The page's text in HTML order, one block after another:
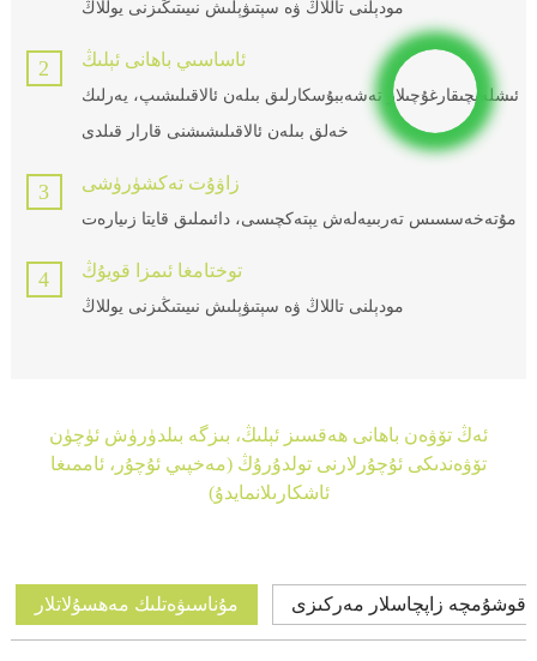
مودېلنى تاللاڭ ۋە سېتىۋېلىش نىيىتىڭىزنى يوللاڭ
2 ئاساسىي باھانى ئېلىڭ
ئىشلەپچىقارغۇچىلار تەشەببۇسكارلىق بىلەن ئالاقىلىشىپ، يەرلىك
خەلق بىلەن ئالاقىلىشىشنى قارار قىلدى
3 زاۋۇت تەكشۈرۈشى
مۇتەخەسسىس تەربىيەلەش يېتەكچىسى، دائىملىق قايتا زىيارەت
4 توختامغا ئىمزا قويۇڭ
مودېلنى تاللاڭ ۋە سېتىۋېلىش نىيىتىڭىزنى يوللاڭ
ئەڭ تۆۋەن باھانى ھەقسىز ئېلىڭ، بىزگە بىلدۈرۈش ئۈچۈن
تۆۋەندىكى ئۇچۇرلارنى تولدۇرۇڭ (مەخپىي ئۇچۇر، ئاممىغا
ئاشكارىلانمايدۇ)
مۇناسىۋەتلىك مەھسۇلاتلار قوشۇمچە زاپچاسلار مەركىزى